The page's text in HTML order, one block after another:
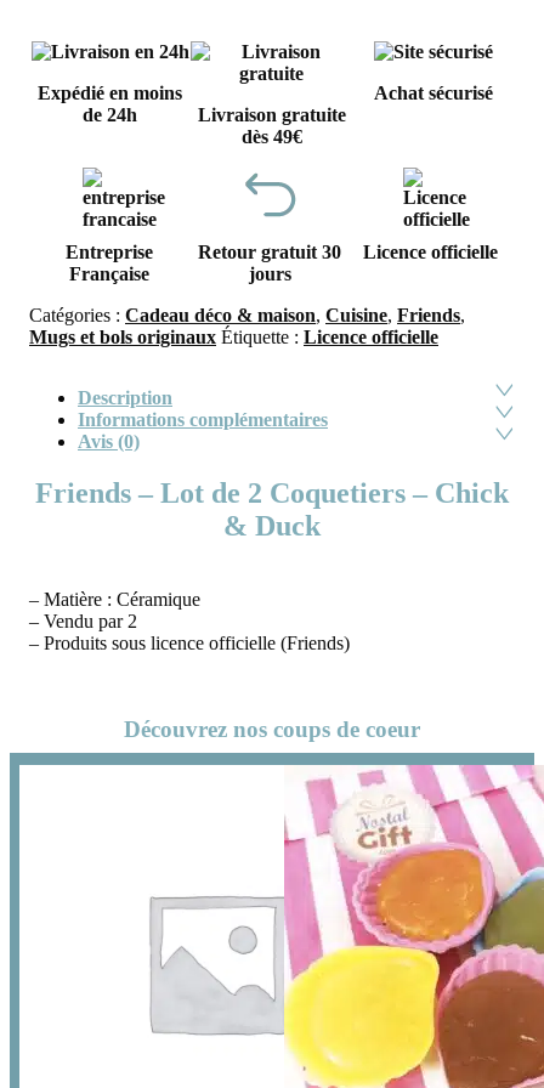
Expédié en moins
de 24h
Livraison gratuite
dès 49€
Achat sécurisé
Entreprise
Française
Retour gratuit 30
jours
Licence officielle
Catégories : Cadeau déco & maison, Cuisine, Friends,
Mugs et bols originaux Étiquette : Licence officielle
Description
Informations complémentaires
Avis (0)
Friends – Lot de 2 Coquetiers – Chick
& Duck
– Matière : Céramique
– Vendu par 2
– Produits sous licence officielle (Friends)
Découvrez nos coups de coeur